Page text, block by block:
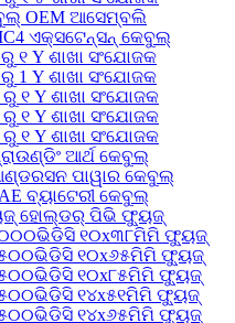
OEM ଆସେମ୍ବଲି
ଏକ୍ସଟେନ୍ସନ୍ କେବୁଲ୍
୧ Y ଶାଖା ସଂଯୋଜକ
1 Y ଶାଖା ସଂଯୋଜକ
ରୁ ୧ Y ଶାଖା ସଂଯୋଜକ
ରୁ ୧ Y ଶାଖା ସଂଯୋଜକ
ରୁ ୧ Y ଶାଖା ସଂଯୋଜକ
ଆର୍ଥ କେବୁଲ୍
ପାୱାର କେବୁଲ୍
ବ୍ୟାଟେରୀ କେବୁଲ୍
ହୋଲ୍ଡର୍ ପିଭି ଫ୍ୟୁଜ୍
୧୦x୩୮ମିମି ଫ୍ୟୁଜ୍
୧୦x୬୫ମିମି ଫ୍ୟୁଜ୍
୧୦x୮୫ମିମି ଫ୍ୟୁଜ୍
୧୪x୫୧ମିମି ଫ୍ୟୁଜ୍
୧୪x୬୫ମିମି ଫ୍ୟୁଜ୍